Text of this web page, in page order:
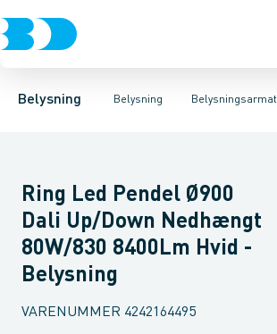
Belysning Belysning
Belysning
LyskilderBelysningsarmaturerLysstyring
PendlerIndustriarmatur og halbelysning
Ring Led Pendel Ø900
Dali Up/Down Nedhængt
80W/830 8400Lm Hvid -
Belysning
VARENUMMER 4242164495